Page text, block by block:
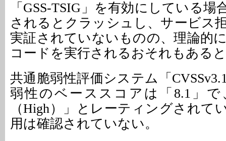
「GSS-TSIG」を有効にしている場
されるとクラッシュし、サービス
実証されていないものの、理論的
コードを実行されるおそれもある
共通脆弱性評価システム「
弱性のベーススコアは「8.1」で
（High）」とレーティングされて
用は確認されていない。